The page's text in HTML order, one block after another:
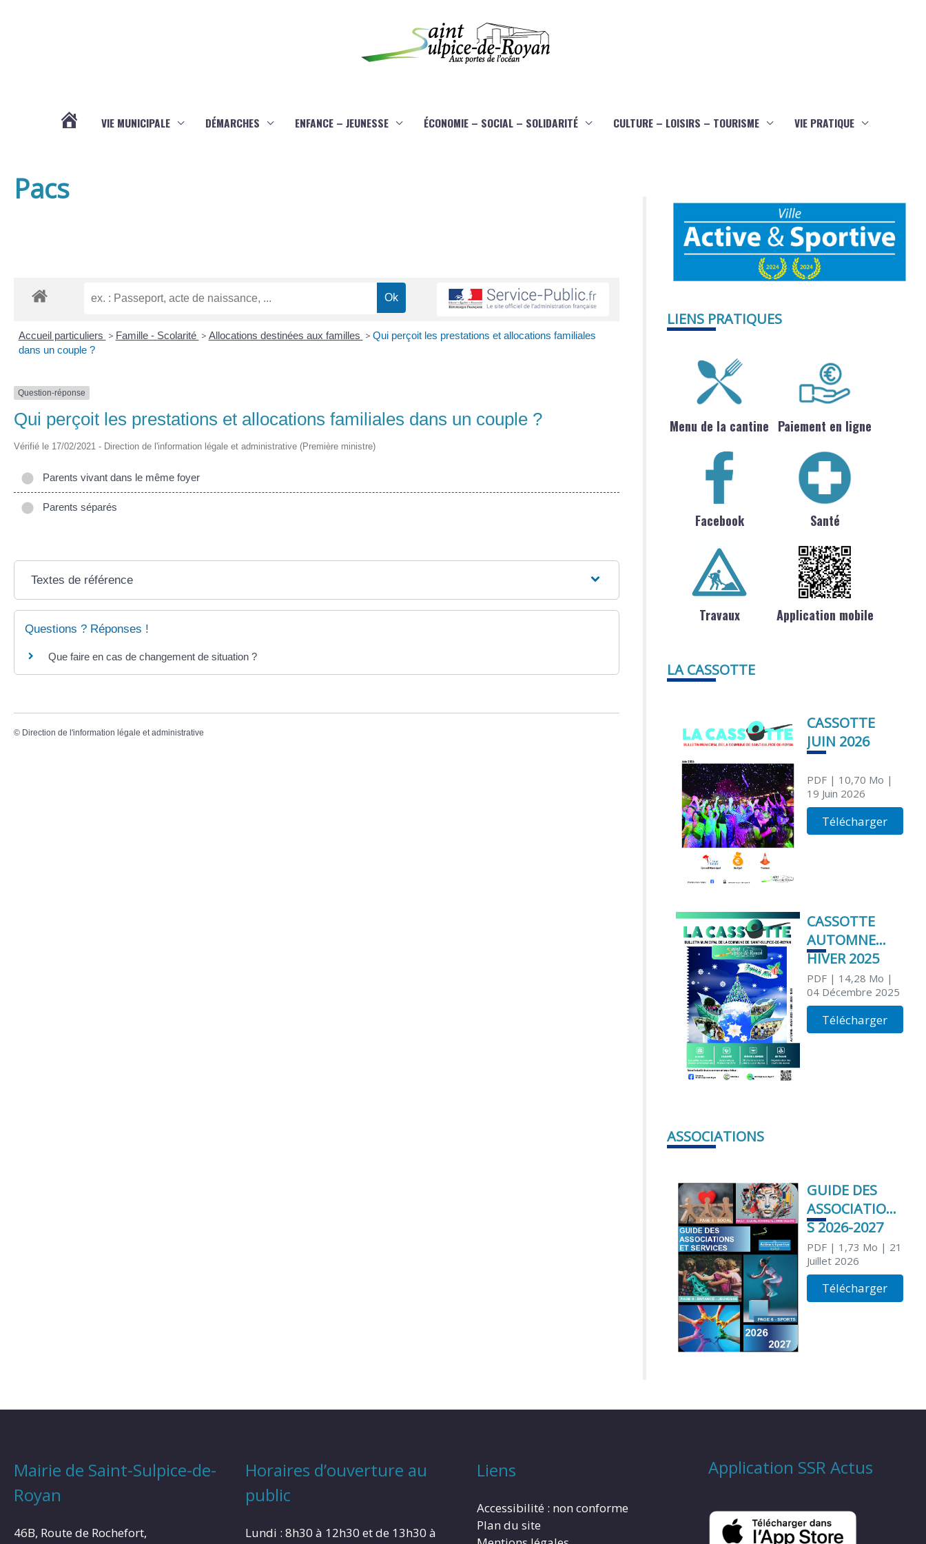
VIE MUNICIPALE DÉMARCHES ENFANCE – JEUNESSE ÉCONOMIE – SOCIAL – SOLIDARITÉ CULTURE – LOISIRS – TOURISME VIE PRATIQUE
Pacs
Accueil particuliers > Famille - Scolarité > Allocations destinées aux familles > Qui perçoit les prestations et allocations familiales
dans un couple ?
Question-réponse
Qui perçoit les prestations et allocations familiales dans un couple ?
Vérifié le 17/02/2021 - Direction de l'information légale et administrative (Première ministre)
Parents vivant dans le même foyer
Parents séparés
Textes de référence
Questions ? Réponses !
Que faire en cas de changement de situation ?
© Direction de l'information légale et administrative
LIENS PRATIQUES
Menu de la cantine Paiement en ligne
Facebook Santé
Travaux Application mobile
LA CASSOTTE
CASSOTTE
JUIN 2026
PDF| 10,70 Mo |
19 Juin 2026
Télécharger
CASSOTTE
AUTOMNE
HIVER 2025
PDF| 14,28 Mo |
04 Décembre 2025
Télécharger
ASSOCIATIONS
GUIDE DES
ASSOCIATION
S 2026-2027
PDF| 1,73 Mo | 21
Juillet 2026
Télécharger
Mairie de Saint-Sulpice-de-
Royan
46B, Route de Rochefort,
Horaires d’ouverture au
public
Lundi : 8h30 à 12h30 et de 13h30 à
Liens
Accessibilité : non conforme
Plan du site
Application SSR Actus